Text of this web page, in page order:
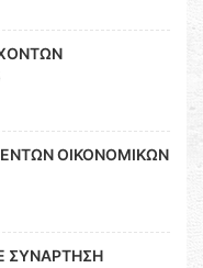
ΟΙΚΟΝΟΜΙΚΩΝ
ΣΥΝΑΡΤΗΣΗ